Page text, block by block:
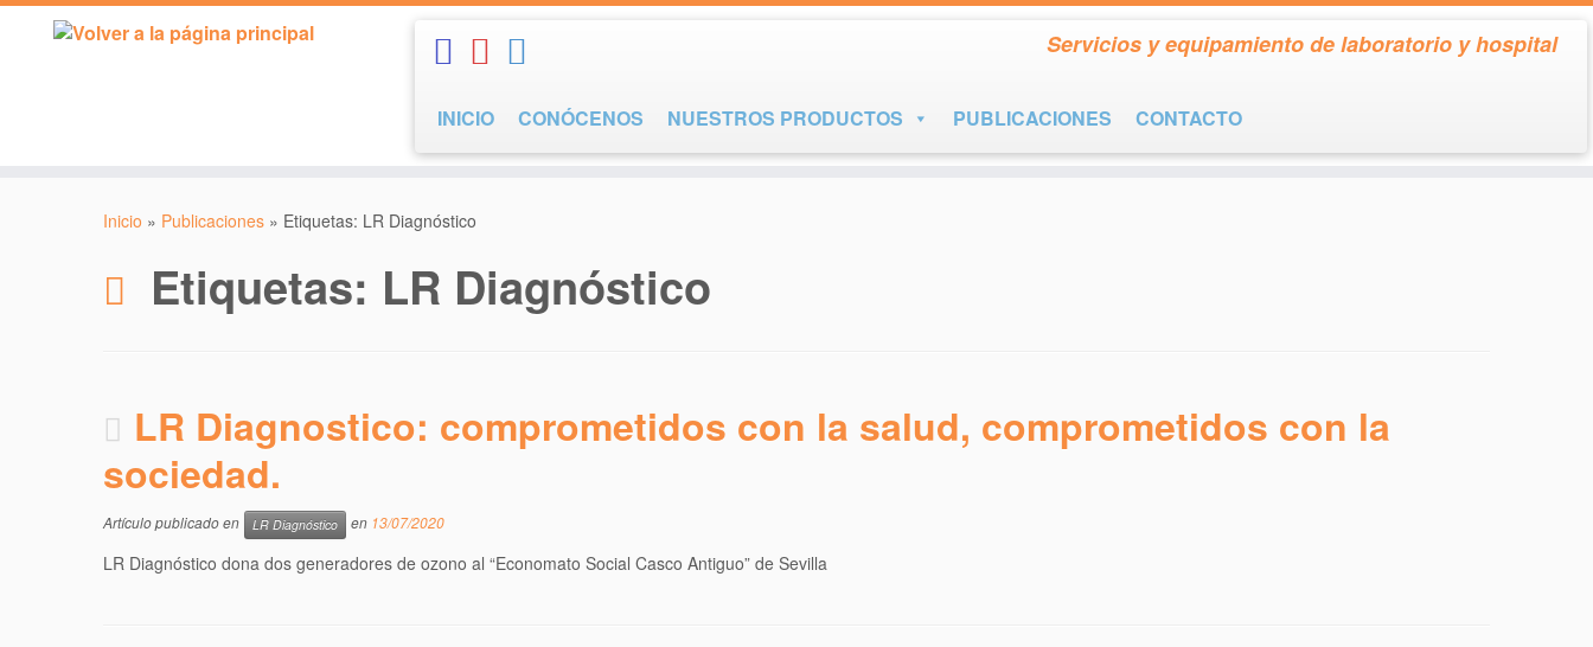
Saltar
Servicios y equipamiento de laboratorio y hospital
INICIO CONÓCENOS NUESTROS PRODUCTOS PUBLICACIONES CONTACTO
Inicio » Publicaciones » Etiquetas: LR Diagnóstico
Etiquetas: LR Diagnóstico
LR Diagnostico: comprometidos con la salud, comprometidos con la
sociedad.
Artículo publicado en LR Diagnóstico en 13/07/2020
LR Diagnóstico dona dos generadores de ozono al “Economato Social Casco Antiguo” de Sevilla